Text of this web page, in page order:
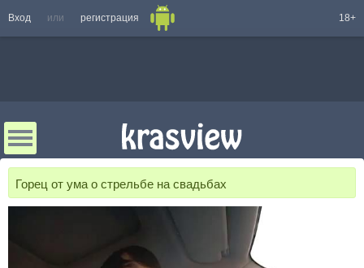
Вход или регистрация 18+
Горец от ума о стрельбе на свадьбах